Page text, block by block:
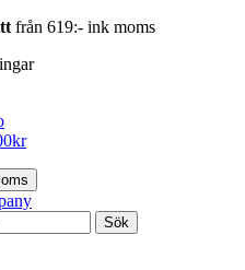
från 619:- ink moms
Sök